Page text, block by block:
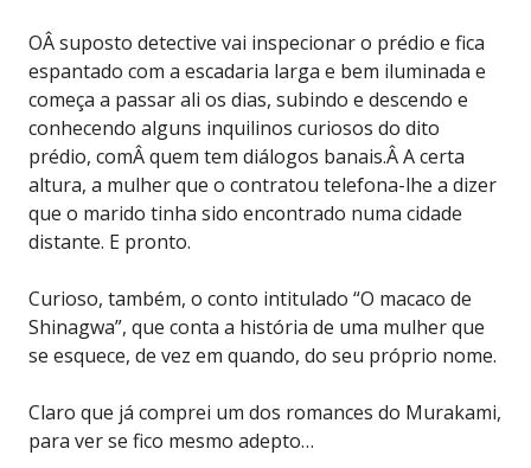
OÂ suposto detective vai inspecionar o prédio e fica
espantado com a escadaria larga e bem iluminada e
começa a passar ali os dias, subindo e descendo e
conhecendo alguns inquilinos curiosos do dito
prédio, comÂ quem tem diálogos banais.Â A certa
altura, a mulher que o contratou telefona-lhe a dizer
que o marido tinha sido encontrado numa cidade
distante. E pronto.
Curioso, também, o conto intitulado “O macaco de
Shinagwa”, que conta a história de uma mulher que
se esquece, de vez em quando, do seu próprio nome.
Claro que já comprei um dos romances do Murakami,
para ver se fico mesmo adepto…